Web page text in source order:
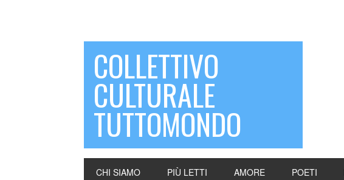
COLLETTIVO
CULTURALE
TUTTOMONDO
CHI SIAMO PIÙ LETTI AMORE POETI